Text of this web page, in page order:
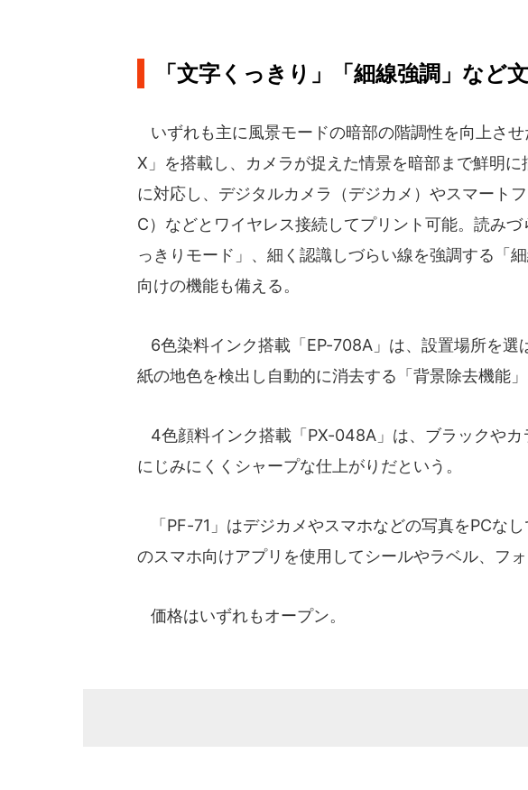
「文字くっきり」「細線強調」など
いずれも主に風景モードの暗部の階調性を向上さ
X」を搭載し、カメラが捉えた情景を暗部まで鮮明
に対応し、デジタルカメラ（デジカメ）やスマート
C）などとワイヤレス接続してプリント可能。読み
っきりモード」、細く認識しづらい線を強調する「
向けの機能も備える。
6色染料インク搭載「EP-708A」は、設置場所を選
紙の地色を検出し自動的に消去する「背景除去機能」
4色顔料インク搭載「PX-048A」は、ブラックやカ
にじみにくくシャープな仕上がりだという。
「PF-71」はデジカメやスマホなどの写真をPCな
のスマホ向けアプリを使用してシールやラベル、フ
価格はいずれもオープン。